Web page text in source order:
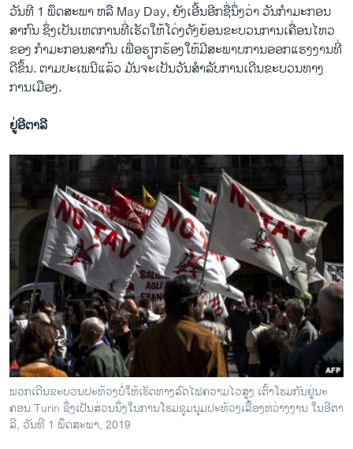
ວັນ​ທີ 1 ພຶດ​ສະ​ພາ ຫລື May Day, ຍັງ​ເອີ້ນ​ອີກ​ຊື່​ນຶ່ງວ່າ ວັນ​ກຳ​ມະ​ກອນ​
ສາ​ກົນ ຊຶ່ງ​ເປັນ​ເຫດ​ການທີ່​ເຮັດ​ໃຫ້​ໂດ່ງ​ດັງ​ຍ້ອນ​ຂະ​ບວນ​ການ​ເຄື່ອນ​ໄຫວ​
ຂອງ ກຳ​ມະ​ກອນ​ສາ​ກົນ​ ເພື່ອ​ຮຽກ​ຮ້ອງ​ໃຫ້​ມີ​ສະ​ພາບການ​ອອກ​ແຮງ​ງານ​ທີ່​
ດີ​ຂຶ້ນ. ຕາມ​ປະ​ເພ​ນີ​ແລ້ວ ມັນ​ຈະເປັນວັນ​ສຳ​ລັ​ບ​ການ​ເດີນ​ຂະ​ບວນ​ທາງ​
ການ​ເມືອງ.
ຢູ່​ອີ​ຕາ​ລີ
ພວກ​ເດີນ​ຂະ​ບວນປະ​ທ້​ວງບໍ່​ໃຫ້​ເຮັດ​ທາງ​ລົດ​ໄຟ​ຄວາມ​ໄວ​ສູງ ເຕົ້າ​ໂຮມ​ກັນຢູ່​ນະ​
ຄອນ Turin ຊຶ່ງ​ເປັນ​ສ່ວນ​ນຶ່ງ​ໃນ​ການໂຮມ​ຊຸມ​ນຸມ​ປະ​ທ້ວງ​ເລື້ອງ​ຫວ່າງ​ງານ ໃນ​ອີ​ຕາ​
ລີ, ວັນ​ທີ 1 ພຶດ​ສະ​ພາ, 2019